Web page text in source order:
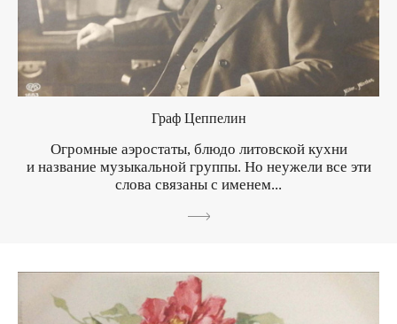
Граф Цеппелин
Огромные аэростаты, блюдо литовской кухни
и название музыкальной группы. Но неужели все эти
слова связаны с именем...